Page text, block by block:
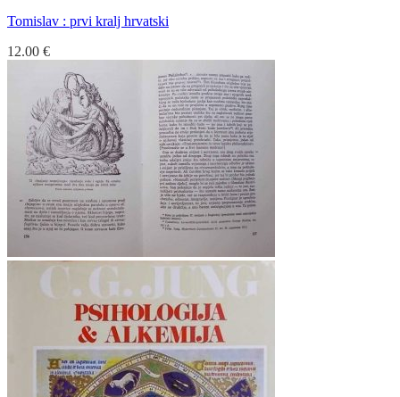
Tomislav : prvi kralj hrvatski
12.00 €